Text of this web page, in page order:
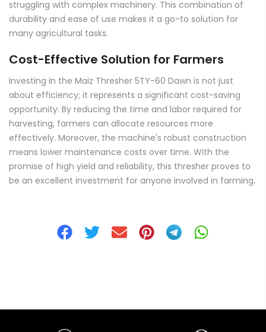
struggling with complex machinery. This combination of
durability and ease of use makes it a go-to solution for
many agricultural tasks.
Cost-Effective Solution for Farmers
Investing in the Maiz Thresher 5TY-60 Dawn is not just
about efficiency; it represents a significant cost-saving
opportunity. By reducing the time and labor required for
harvesting, farmers can allocate resources more
effectively. Moreover, the machine's robust construction
means lower maintenance costs over time. With the
promise of high yield and reliability, this thresher proves to
be an excellent investment for anyone involved in farming.